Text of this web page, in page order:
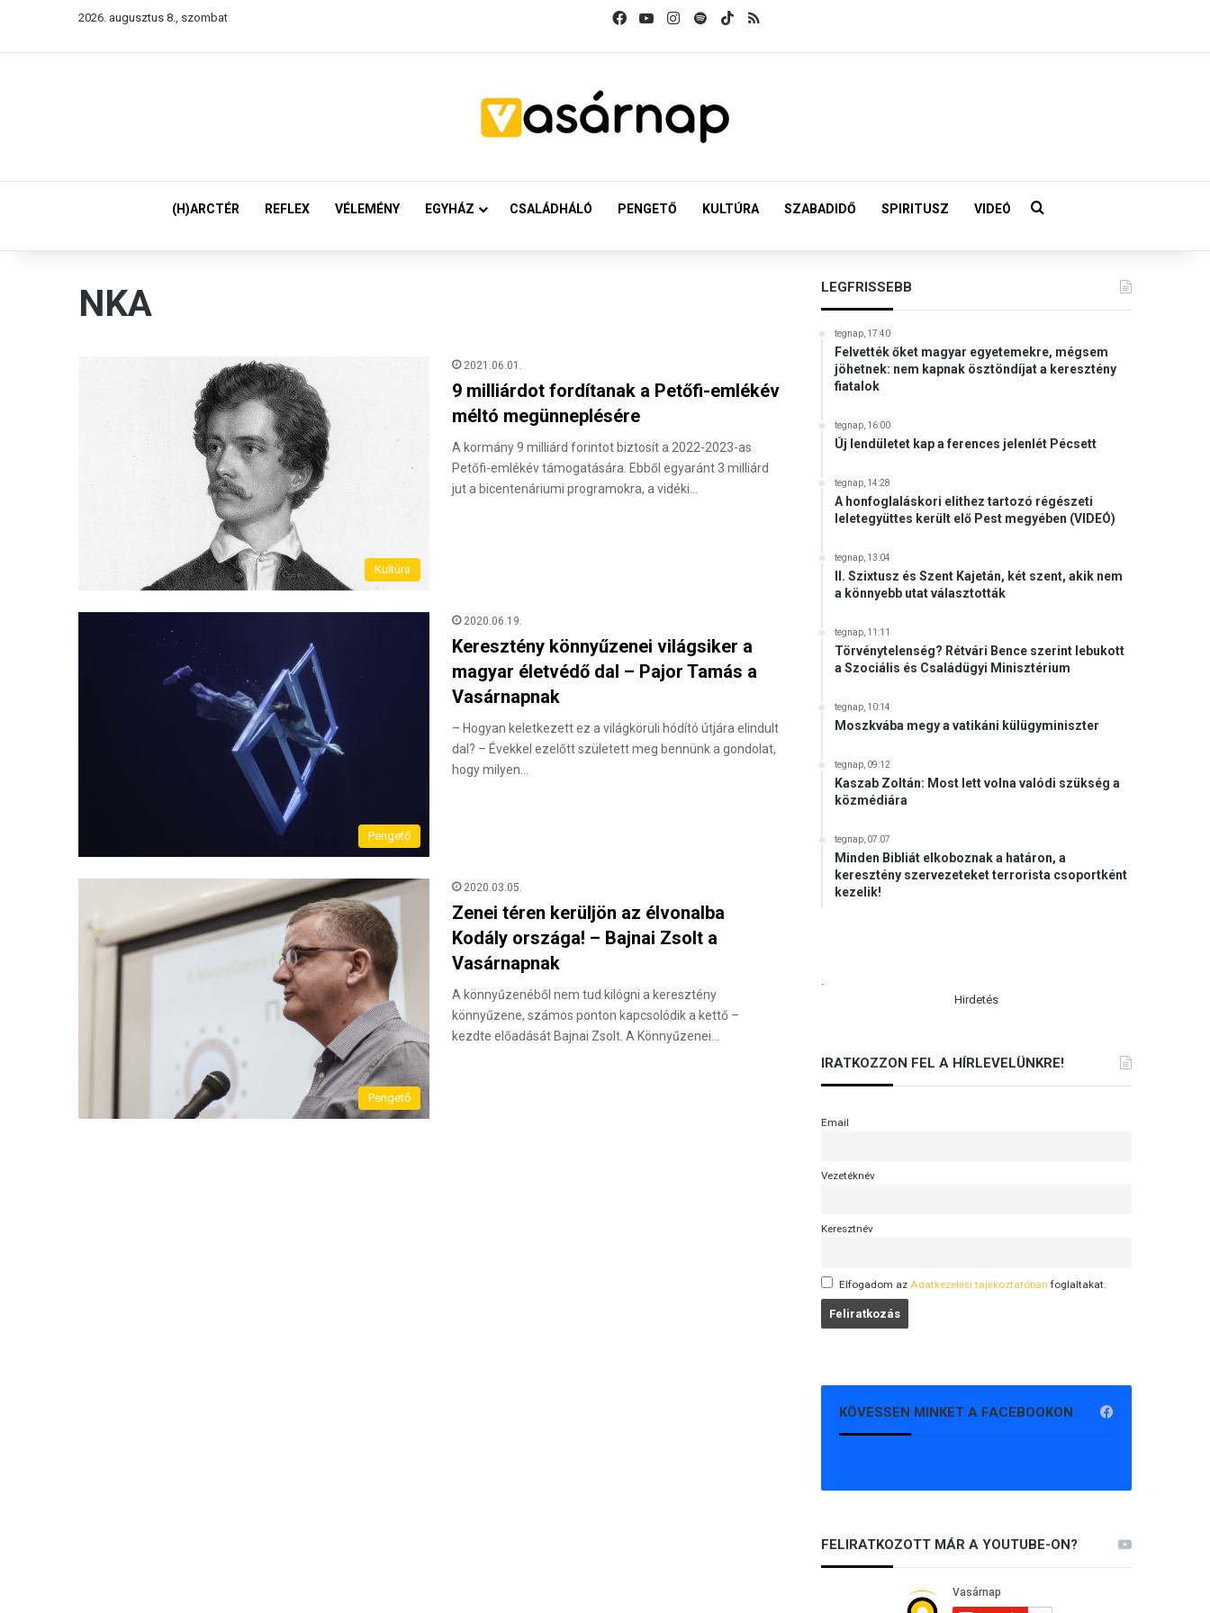
2026. augusztus 8., szombat FacebookYouTubeInstagram
SpotifyTikTok
(H)ARCTÉR REFLEX VÉLEMÉNY EGYHÁZ CSALÁDHÁLÓ PENGETŐ KULTÚRA SZABADIDŐ SPIRITUSZ VIDEÓ Keresés:
NKA
Kultúra
2021.06.01.
9 milliárdot fordítanak a Petőfi-emlékév
méltó megünneplésére
A kormány 9 milliárd forintot biztosít a 2022-2023-as
Petőfi-emlékév támogatására. Ebből egyaránt 3 milliárd
jut a bicentenáriumi programokra, a vidéki…
Pengető
2020.06.19.
Keresztény könnyűzenei világsiker a
magyar életvédő dal – Pajor Tamás a
Vasárnapnak
– Hogyan keletkezett ez a világkörüli hódító útjára elindult
dal? – Évekkel ezelőtt született meg bennünk a gondolat,
hogy milyen…
Pengető
2020.03.05.
Zenei téren kerüljön az élvonalba
Kodály országa! – Bajnai Zsolt a
Vasárnapnak
A könnyűzenéből nem tud kilógni a keresztény
könnyűzene, számos ponton kapcsolódik a kettő –
kezdte előadását Bajnai Zsolt. A Könnyűzenei…
LEGFRISSEBB
tegnap, 17:40
Felvették őket magyar egyetemekre, mégsem
jöhetnek: nem kapnak ösztöndíjat a keresztény
fiatalok
tegnap, 16:00
Új lendületet kap a ferences jelenlét Pécsett
tegnap, 14:28
A honfoglaláskori elithez tartozó régészeti
leletegyüttes került elő Pest megyében (VIDEÓ)
tegnap, 13:04
II. Szixtusz és Szent Kajetán, két szent, akik nem
a könnyebb utat választották
tegnap, 11:11
Törvénytelenség? Rétvári Bence szerint lebukott
a Szociális és Családügyi Minisztérium
tegnap, 10:14
Moszkvába megy a vatikáni külügyminiszter
tegnap, 09:12
Kaszab Zoltán: Most lett volna valódi szükség a
közmédiára
tegnap, 07:07
Minden Bibliát elkoboznak a határon, a
keresztény szervezeteket terrorista csoportként
kezelik!
.
Hirdetés
IRATKOZZON FEL A HÍRLEVELÜNKRE!
Email
Vezetéknév
Keresztnév
Elfogadom az Adatkezelési tájékoztatóban foglaltakat.
KÖVESSEN MINKET A FACEBOOKON
FELIRATKOZOTT MÁR A YOUTUBE-ON?